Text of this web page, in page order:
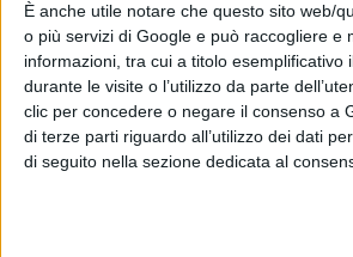
È anche utile notare che questo sito web/
o più servizi di Google e può raccogliere e
informazioni, tra cui a titolo esemplificativo
durante le visite o l’utilizzo da parte
clic per concedere o negare il consenso a
di terze parti riguardo all’utilizzo dei dati
di seguito nella sezione dedicata al
Marina l'edizione numero 20
APPUNTAMENTI